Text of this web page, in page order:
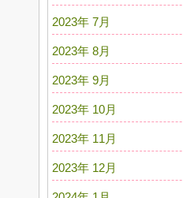
2023年 7月
2023年 8月
2023年 9月
2023年 10月
2023年 11月
2023年 12月